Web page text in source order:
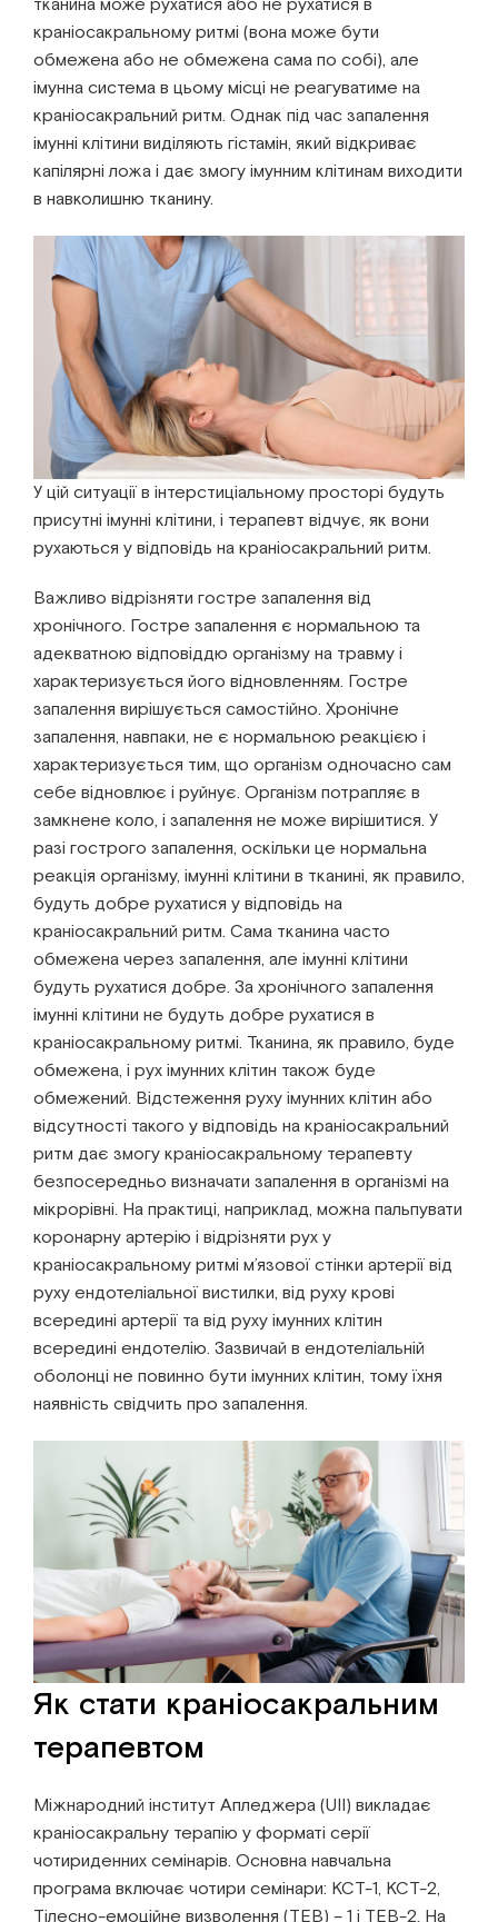
краніосакральному ритмі (вона може бути
обмежена або не обмежена сама по собі), але
імунна система в цьому місці не реагуватиме на
краніосакральний ритм. Однак під час запалення
імунні клітини виділяють гістамін, який відкриває
капілярні ложа і дає змогу імунним клітинам виходити
в навколишню тканину.
У цій ситуації в інтерстиціальному просторі будуть
присутні імунні клітини, і терапевт відчує, як вони
рухаються у відповідь на краніосакральний ритм.
Важливо відрізняти гостре запалення від
хронічного. Гостре запалення є нормальною та
адекватною відповіддю організму на травму і
характеризується його відновленням. Гостре
запалення вирішується самостійно. Хронічне
запалення, навпаки, не є нормальною реакцією і
характеризується тим, що організм одночасно сам
себе відновлює і руйнує. Організм потрапляє в
замкнене коло, і запалення не може вирішитися. У
разі гострого запалення, оскільки це нормальна
реакція організму, імунні клітини в тканині, як правило,
будуть добре рухатися у відповідь на
краніосакральний ритм. Сама тканина часто
обмежена через запалення, але імунні клітини
будуть рухатися добре. За хронічного запалення
імунні клітини не будуть добре рухатися в
краніосакральному ритмі. Тканина, як правило, буде
обмежена, і рух імунних клітин також буде
обмежений. Відстеження руху імунних клітин або
відсутності такого у відповідь на краніосакральний
ритм дає змогу краніосакральному терапевту
безпосередньо визначати запалення в організмі на
мікрорівні. На практиці, наприклад, можна пальпувати
коронарну артерію і відрізняти рух у
краніосакральному ритмі м’язової стінки артерії від
руху ендотеліальної вистилки, від руху крові
всередині артерії та від руху імунних клітин
всередині ендотелію. Зазвичай в ендотеліальній
оболонці не повинно бути імунних клітин, тому їхня
наявність свідчить про запалення.
Як стати краніосакральним
терапевтом
Міжнародний інститут Апледжера (UII) викладає
краніосакральну терапію у форматі серії
чотириденних семінарів. Основна навчальна
програма включає чотири семінари: КСТ-1, КСТ-2,
Тілесно-емоційне визволення (ТЕВ) – 1 і ТЕВ-2. На